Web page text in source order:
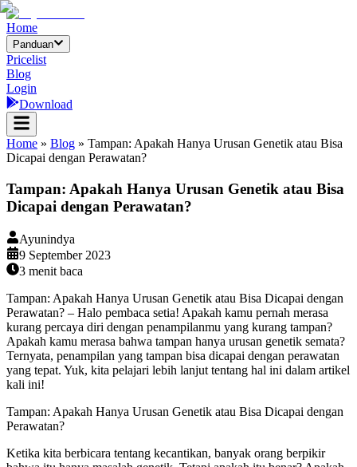
Home
Panduan
Pricelist
Blog
Login
Download
Home » Blog » Tampan: Apakah Hanya Urusan Genetik atau Bisa
Dicapai dengan Perawatan?
Tampan: Apakah Hanya Urusan Genetik atau Bisa
Dicapai dengan Perawatan?
Ayunindya
9 September 2023
3 menit baca
Tampan: Apakah Hanya Urusan Genetik atau Bisa Dicapai dengan
Perawatan? – Halo pembaca setia! Apakah kamu pernah merasa
kurang percaya diri dengan penampilanmu yang kurang tampan?
Apakah kamu merasa bahwa tampan hanya urusan genetik semata?
Ternyata, penampilan yang tampan bisa dicapai dengan perawatan
yang tepat. Yuk, kita pelajari lebih lanjut tentang hal ini dalam artikel
kali ini!
Tampan: Apakah Hanya Urusan Genetik atau Bisa Dicapai dengan
Perawatan?
Ketika kita berbicara tentang kecantikan, banyak orang berpikir